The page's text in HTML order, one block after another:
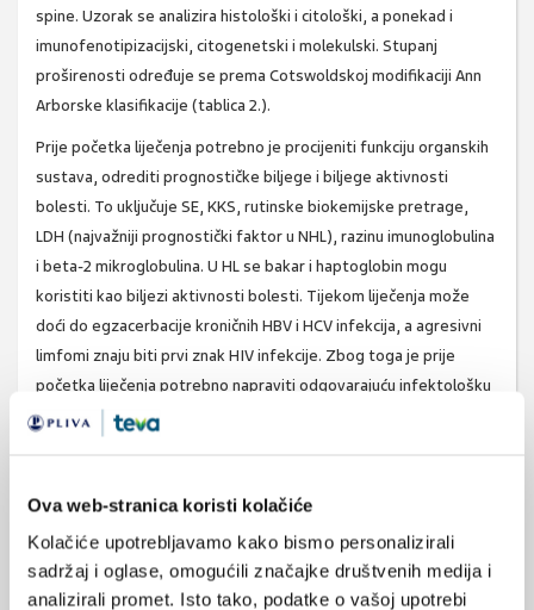
Ova web-stranica koristi kolačiće
Kolačiće upotrebljavamo kako bismo personalizirali
sadržaj i oglase, omogućili značajke društvenih medija i
analizirali promet. Isto tako, podatke o vašoj upotrebi
spine. Uzorak se analizira histološki i citološki, a ponekad i
imunofenotipizacijski, citogenetski i molekulski. Stupanj
proširenosti određuje se prema Cotswoldskoj modifikaciji Ann
Arborske klasifikacije (tablica 2.).
Prije početka liječenja potrebno je procijeniti funkciju organskih
sustava, odrediti prognostičke biljege i biljege aktivnosti
bolesti. To uključuje SE, KKS, rutinske biokemijske pretrage,
LDH (najvažniji prognostički faktor u NHL), razinu imunoglobulina
i beta-2 mikroglobulina. U HL se bakar i haptoglobin mogu
koristiti kao biljezi aktivnosti bolesti. Tijekom liječenja može
doći do egzacerbacije kroničnih HBV i HCV infekcija, a agresivni
limfomi znaju biti prvi znak HIV infekcije. Zbog toga je prije
početka liječenja potrebno napraviti odgovarajuću infektološku
obradu, a ako se dokaže infekcija kojim od ovih virusa treba
bolest srca planira terapija koja uključuje kardiotoksične
citostatike antracikline, potrebno je odrediti ejekcijsku frakciju
lijeve klijetke. Značajno smanjenje sistoličke funkcije miokarda je
kontraindikacija za primjenu ovih lijekova.